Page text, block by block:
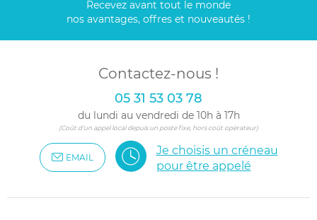
Recevez avant tout le monde
nos avantages, offres et nouveautés !
Contactez-nous !
05 31 53 03 78
du lundi au vendredi de 10h à 17h
(Coût d'un appel local depuis un poste fixe, hors coût opérateur)
EMAIL
Je choisis un créneau
pour être appelé